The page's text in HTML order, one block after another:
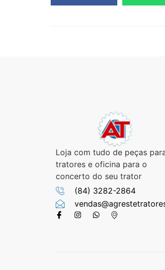
Loja com tudo de peças
tratores e oficina para o
concerto do seu trator
(84) 3282-2864